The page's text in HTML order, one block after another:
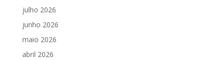
julho 2026
junho 2026
maio 2026
abril 2026